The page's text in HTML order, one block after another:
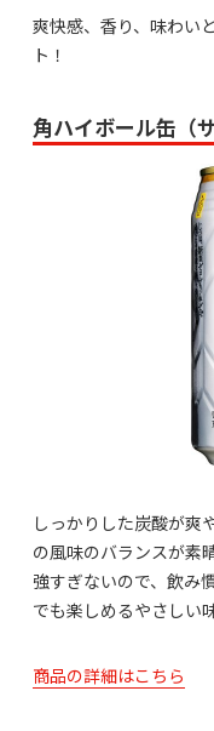
爽快感、香り、味わい
ト！
角ハイボール缶（
しっかりした炭酸が爽
の風味のバランスが素
強すぎないので、飲み
でも楽しめるやさしい
商品の詳細はこちら